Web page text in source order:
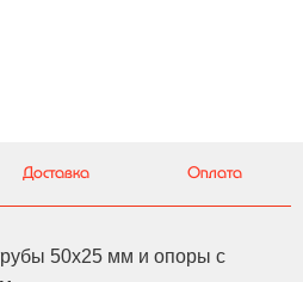
Доставка Оплата
50x25 мм и опоры с